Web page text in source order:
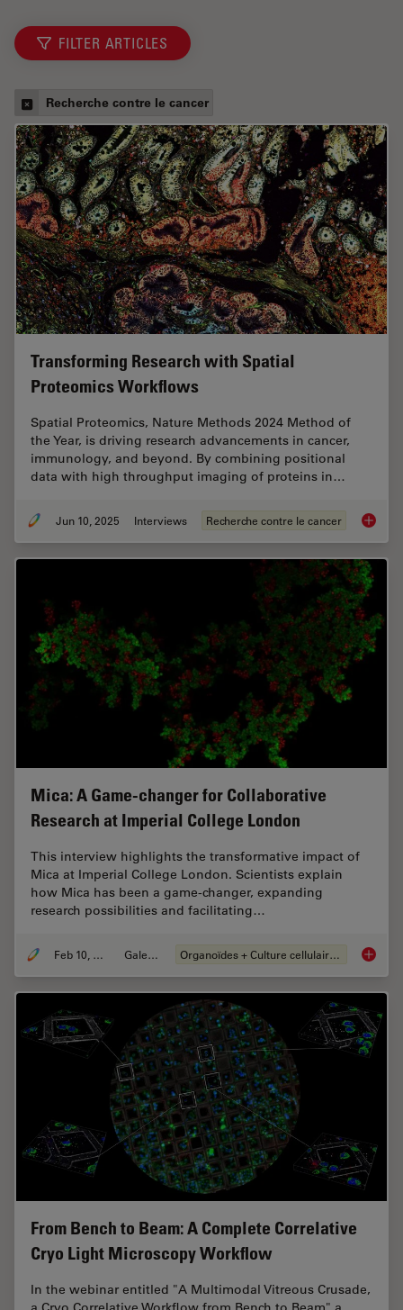
FILTER ARTICLES
Recherche contre le cancer
Transforming Research with Spatial
Proteomics Workflows
Spatial Proteomics, Nature Methods 2024 Method of
the Year, is driving research advancements in cancer,
immunology, and beyond. By combining positional
data with high throughput imaging of proteins in…
Jun 10, 2025 Interviews Recherche contre le cancer
Mica: A Game-changer for Collaborative
Research at Imperial College London
This interview highlights the transformative impact of
Mica at Imperial College London. Scientists explain
how Mica has been a game-changer, expanding
research possibilities and facilitating…
Feb 10, 2025 Galeries Organoïdes + Culture cellulaire en 3D Mica: A
From Bench to Beam: A Complete Correlative
Cryo Light Microscopy Workflow
In the webinar entitled "A Multimodal Vitreous Crusade,